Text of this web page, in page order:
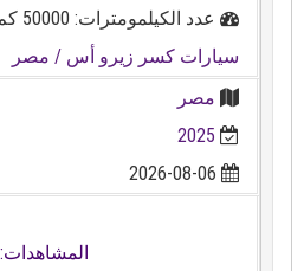
عدد الكيلمومترات: 50000 كم
سيارات كسر زيرو أس / مصر
مصر
2025
2026-08-06
المشاهدات: 9